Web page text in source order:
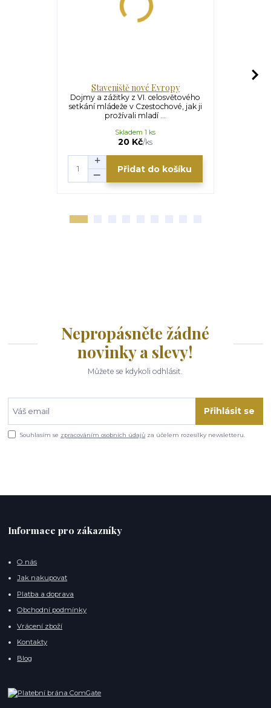
Staveniště nové Evropy
Dojmy a zážitky z VI. celosvětového
setkání mládeže v Czestochové, jak ji
prožívali mladí ...
20 Kč/ks
Skladem 1 ks
Přidat do košíku
Nepropásněte žádné
novinky a slevy!
Můžete se kdykoli odhlásit.
Přihlásit se
Souhlasím se zpracováním osobních údajů za účelem rozesílky newsletteru.
Informace pro zákazníky
O nás
Jak nakupovat
Platba a doprava
Obchodní podmínky
Vrácení zboží
Kontakty
Blog